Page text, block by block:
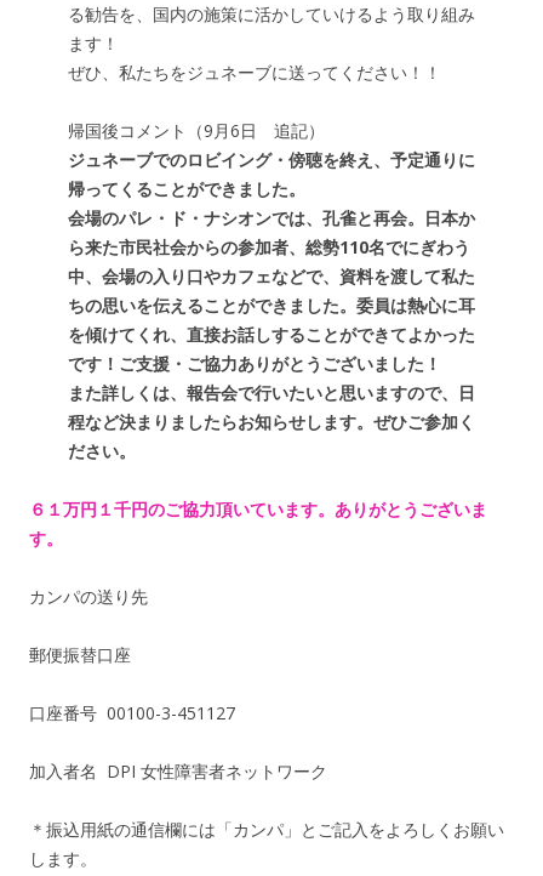
る勧告を、国内の施策に活かしていけるよう取り組み
ます！
ぜひ、私たちをジュネーブに送ってください！！
帰国後コメント（9月6日 追記）
ジュネーブでのロビイング・傍聴を終え、予定通りに
帰ってくることができました。
会場のパレ・ド・ナシオンでは、孔雀と再会。日本か
ら来た市民社会からの参加者、総勢110名でにぎわう
中、会場の入り口やカフェなどで、資料を渡して私た
ちの思いを伝えることができました。委員は熱心に耳
を傾けてくれ、直接お話しすることができてよかった
です！ご支援・ご協力ありがとうございました！
また詳しくは、報告会で行いたいと思いますので、日
程など決まりましたらお知らせします。ぜひご参加く
ださい。
６１万円１千円のご協力頂いています。ありがとうございま
す。
カンパの送り先
郵便振替口座
口座番号 00100-3-451127
加入者名 DPI 女性障害者ネットワーク
＊振込用紙の通信欄には「カンパ」とご記入をよろしくお願い
します。